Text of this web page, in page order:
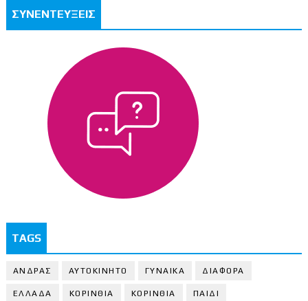
ΣΥΝΕΝΤΕΥΞΕΙΣ
TAGS
ΑΝΔΡΑΣ ΑΥΤΟΚΙΝΗΤΟ ΓΥΝΑΙΚΑ ΔΙΑΦΟΡΑ
ΕΛΛΑΔΑ ΚΟΡΙΝΘΙΑ ΚΟΡΙΝΘΙA ΠΑΙΔΙ